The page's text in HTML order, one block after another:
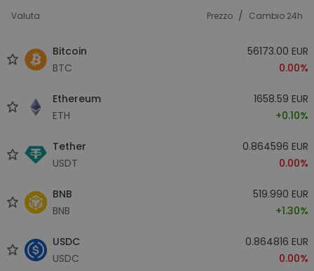
Valuta Prezzo / Cambio 24h
Bitcoin
BTC
56173.00 EUR
0.00%
Ethereum
ETH
1658.59 EUR
+0.10%
Tether
USDT
0.864596 EUR
0.00%
BNB
BNB
519.990 EUR
+1.30%
USDC
USDC
0.864816 EUR
0.00%